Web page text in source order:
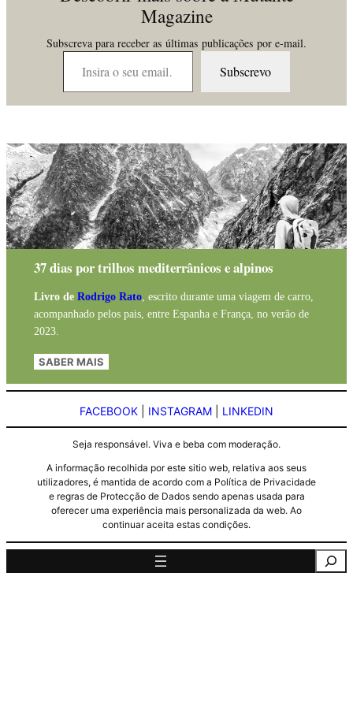
Magazine
Subscreva para receber as últimas publicações por e-mail.
Insira o seu email…
Subscrevo
37 dias por trilhos mediterrânicos e alpinos
Livro de Rodrigo Rato, escrito durante uma viagem de carro,
acompanhado pelos pais, entre Espanha e França, no verão de
2023.
SABER MAIS
FACEBOOK INSTAGRAM LINKEDIN
Seja responsável. Viva e beba com moderação.
A informação recolhida por este sitio web, relativa aos seus
utilizadores, é mantida de acordo com a Política de Privacidade
e regras de Protecção de Dados sendo apenas usada para
oferecer uma experiência mais personalizada da web. Ao
continuar aceita estas condições.